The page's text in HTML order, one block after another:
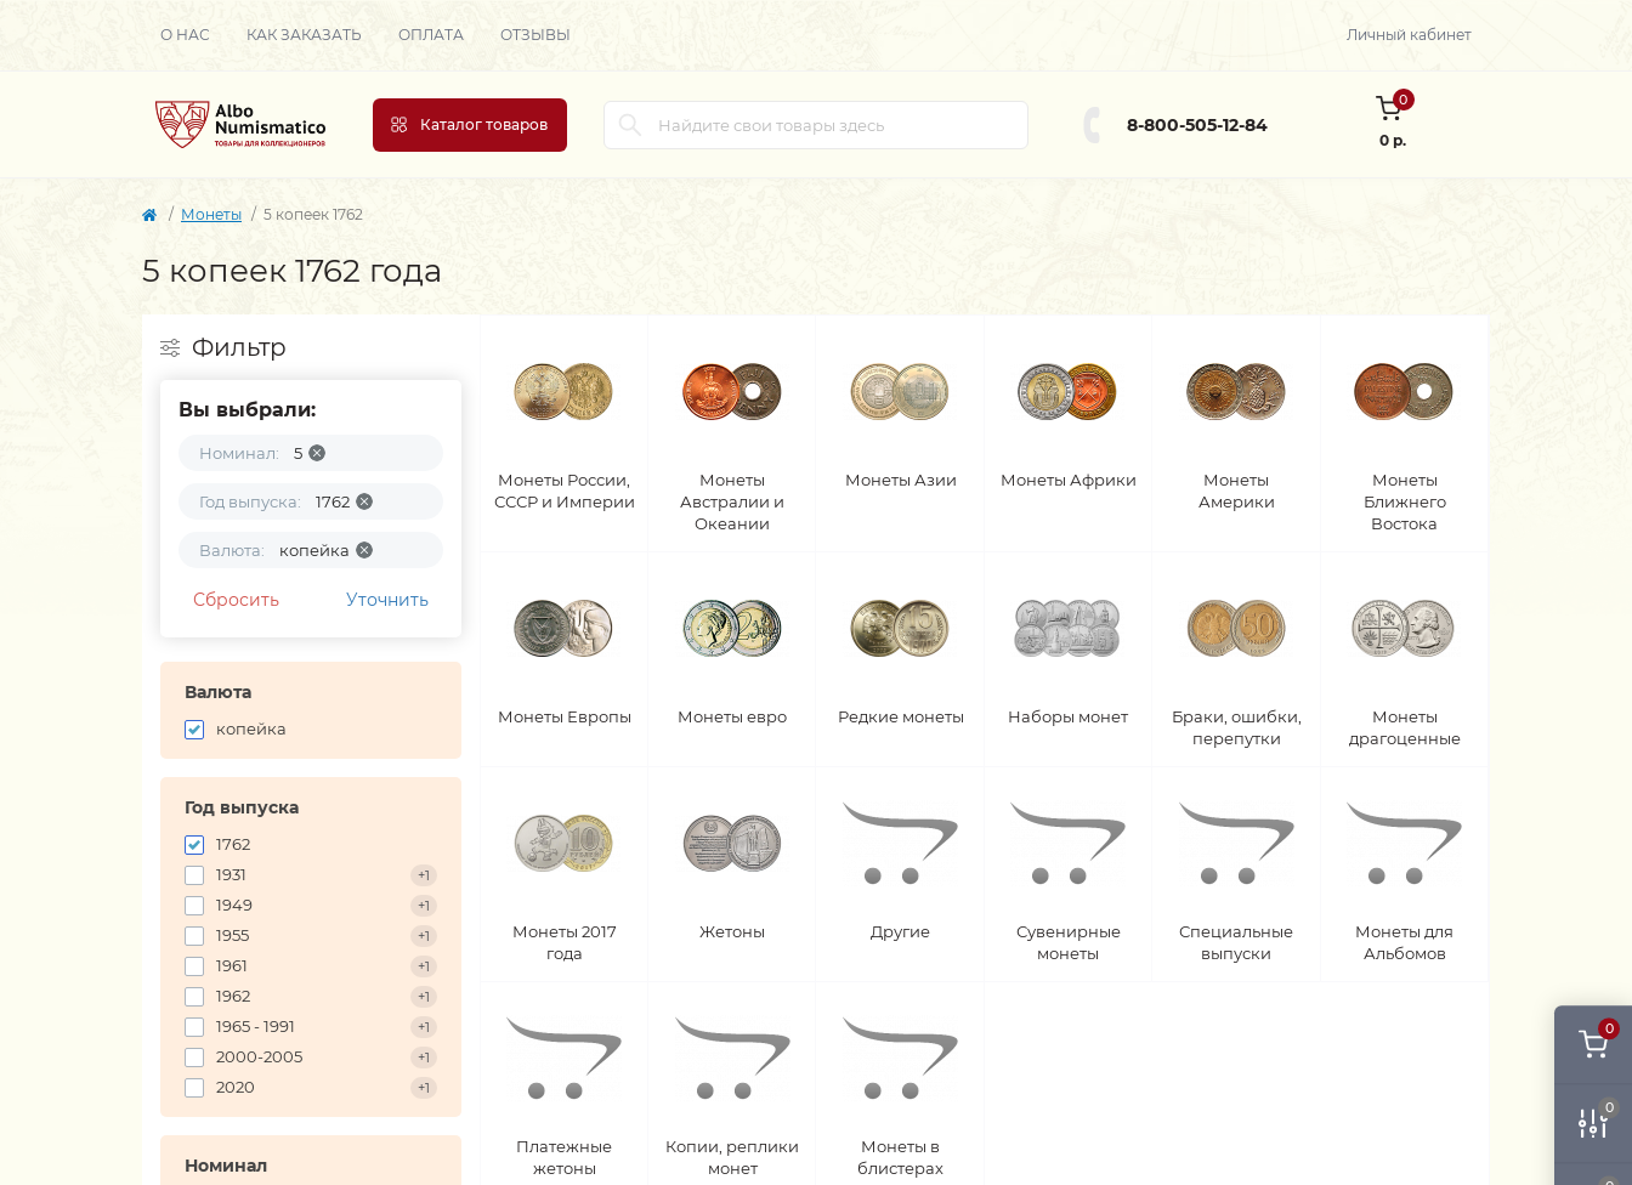
0
0
О НАС КАК ЗАКАЗАТЬ ОПЛАТА ОТЗЫВЫ Личный кабинет
Каталог товаров 8-800-505-12-84
0
0 р.
Монеты 5 копеек 1762
5 копеек 1762 года
Фильтр
Вы выбрали:
Номинал: 5
Год выпуска: 1762
Валюта: копейка
Сбросить Уточнить
Валюта
копейка
Год выпуска
1762
1931
+1
1949 +1
1955 +1
1961 +1
1962 +1
1965 - 1991 +1
2000-2005 +1
2020 +1
Номинал
Монеты России,
СССР и Империи
Монеты
Австралии и
Океании
Монеты Азии Монеты Африки
Монеты
Америки
Монеты
Ближнего
Востока
Монеты Европы Монеты евро Редкие монеты Наборы монет
Браки, ошибки,
перепутки
Монеты
драгоценные
Монеты 2017
года
Жетоны Другие
Сувенирные
монеты
Специальные
выпуски
Монеты для
Альбомов
Платежные
жетоны
Копии, реплики
монет
Монеты в
блистерах